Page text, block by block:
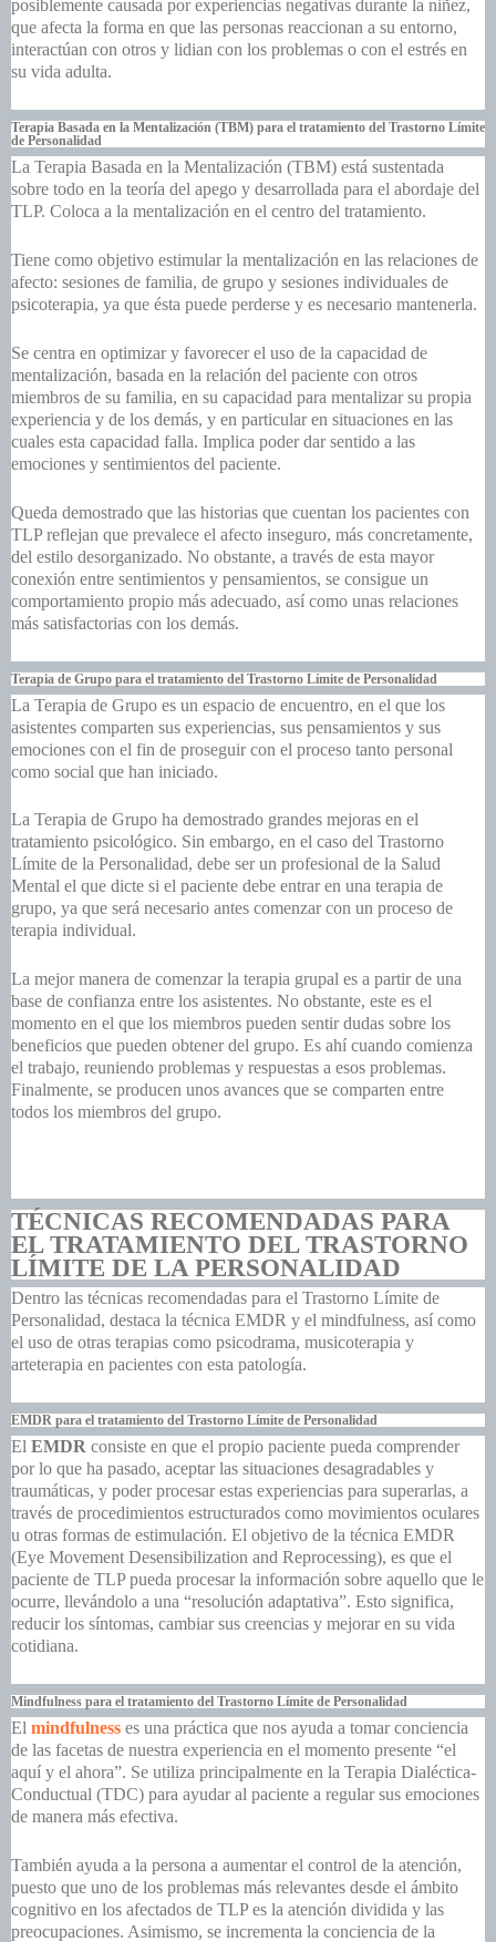
posiblemente causada por experiencias negativas durante la niñez,
que afecta la forma en que las personas reaccionan a su entorno,
interactúan con otros y lidian con los problemas o con el estrés en
su vida adulta.
Terapia Basada en la Mentalización (TBM) para el tratamiento del Trastorno Límite
de Personalidad
La Terapia Basada en la Mentalización (TBM) está sustentada
sobre todo en la teoría del apego y desarrollada para el abordaje del
TLP. Coloca a la mentalización en el centro del tratamiento.
Tiene como objetivo estimular la mentalización en las relaciones de
afecto: sesiones de familia, de grupo y sesiones individuales de
psicoterapia, ya que ésta puede perderse y es necesario mantenerla.
Se centra en optimizar y favorecer el uso de la capacidad de
mentalización, basada en la relación del paciente con otros
miembros de su familia, en su capacidad para mentalizar su propia
experiencia y de los demás, y en particular en situaciones en las
cuales esta capacidad falla. Implica poder dar sentido a las
emociones y sentimientos del paciente.
Queda demostrado que las historias que cuentan los pacientes con
TLP reflejan que prevalece el afecto inseguro, más concretamente,
del estilo desorganizado. No obstante, a través de esta mayor
conexión entre sentimientos y pensamientos, se consigue un
comportamiento propio más adecuado, así como unas relaciones
más satisfactorias con los demás.
Terapia de Grupo para el tratamiento del Trastorno Límite de Personalidad
La Terapia de Grupo es un espacio de encuentro, en el que los
asistentes comparten sus experiencias, sus pensamientos y sus
emociones con el fin de proseguir con el proceso tanto personal
como social que han iniciado.
La Terapia de Grupo ha demostrado grandes mejoras en el
tratamiento psicológico. Sin embargo, en el caso del Trastorno
Límite de la Personalidad, debe ser un profesional de la Salud
Mental el que dicte si el paciente debe entrar en una terapia de
grupo, ya que será necesario antes comenzar con un proceso de
terapia individual.
La mejor manera de comenzar la terapia grupal es a partir de una
base de confianza entre los asistentes. No obstante, este es el
momento en el que los miembros pueden sentir dudas sobre los
beneficios que pueden obtener del grupo. Es ahí cuando comienza
el trabajo, reuniendo problemas y respuestas a esos problemas.
Finalmente, se producen unos avances que se comparten entre
todos los miembros del grupo.
TÉCNICAS RECOMENDADAS PARA
EL TRATAMIENTO DEL TRASTORNO
LÍMITE DE LA PERSONALIDAD
Dentro las técnicas recomendadas para el Trastorno Límite de
Personalidad, destaca la técnica EMDR y el mindfulness, así como
el uso de otras terapias como psicodrama, musicoterapia y
arteterapia en pacientes con esta patología.
EMDR para el tratamiento del Trastorno Límite de Personalidad
El EMDR consiste en que el propio paciente pueda comprender
por lo que ha pasado, aceptar las situaciones desagradables y
traumáticas, y poder procesar estas experiencias para superarlas, a
través de procedimientos estructurados como movimientos oculares
u otras formas de estimulación. El objetivo de la técnica EMDR
(Eye Movement Desensibilization and Reprocessing), es que el
paciente de TLP pueda procesar la información sobre aquello que le
ocurre, llevándolo a una “resolución adaptativa”. Esto significa,
reducir los síntomas, cambiar sus creencias y mejorar en su vida
cotidiana.
Mindfulness para el tratamiento del Trastorno Límite de Personalidad
El mindfulness es una práctica que nos ayuda a tomar conciencia
de las facetas de nuestra experiencia en el momento presente “el
aquí y el ahora”. Se utiliza principalmente en la Terapia Dialéctica-
Conductual (TDC) para ayudar al paciente a regular sus emociones
de manera más efectiva.
También ayuda a la persona a aumentar el control de la atención,
puesto que uno de los problemas más relevantes desde el ámbito
cognitivo en los afectados de TLP es la atención dividida y las
preocupaciones. Asimismo, se incrementa la conciencia de la